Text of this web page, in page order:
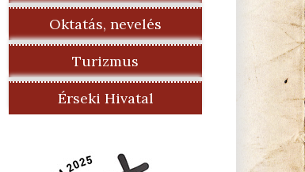
Oktatás, nevelés
Turizmus
Érseki Hivatal